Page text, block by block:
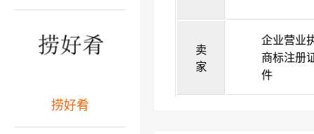
卖
家
企业营业
商标注册
件
捞好肴